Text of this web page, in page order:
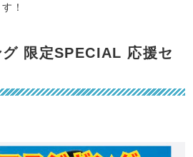
！
限定SPECIAL 応援セ